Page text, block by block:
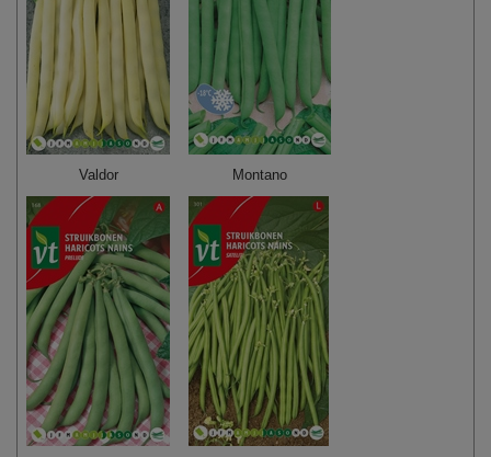
Valdor Montano